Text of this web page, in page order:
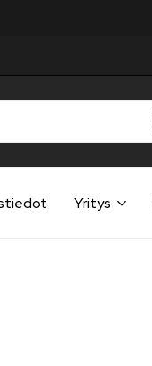
Yritys